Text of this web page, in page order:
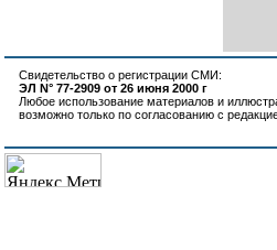
Свидетельство о регистрации СМИ:
ЭЛ N° 77-2909 от 26 июня 2000 г
Любое использование материалов и
возможно только по согласованию с